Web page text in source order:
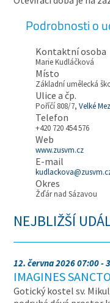
Podrobnosti o
Kontaktní osoba
Marie Kudláčková
Místo
Základní umělecká
Ulice a čp.
Poříčí 808/7,Velké
Telefon
+420 720 454 576
Web
www.zusvm.cz
E-mail
Okres
Žďár nad Sázavou
NEJBLIŽŠÍ
12. června 2026 07:00 -
IMAGINES
Gotický kostel sv.